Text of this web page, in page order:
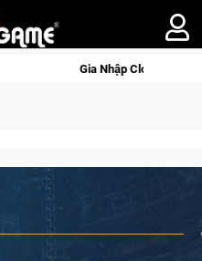
Gia Nhập Closed Beta Norse Saga: